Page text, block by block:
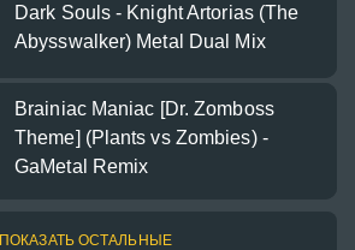
Dark Souls - Knight Artorias (The
Abysswalker) Metal Dual Mix
Brainiac Maniac [Dr. Zomboss
Theme] (Plants vs Zombies) -
GaMetal Remix
ПОКАЗАТЬ ОСТАЛЬНЫЕ